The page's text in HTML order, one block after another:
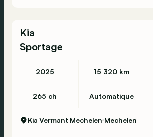
Kia
Sportage
2025 15 320 km
265 ch Automatique
Kia Vermant Mechelen Mechelen